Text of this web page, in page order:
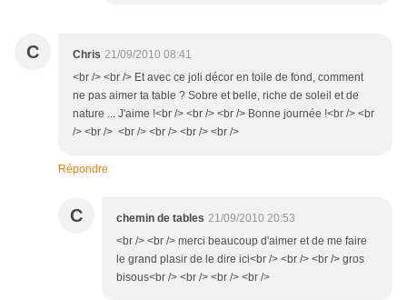
C Chris 21/09/2010 08:41
<br /> <br /> Et avec ce joli décor en toile de fond, comment
ne pas aimer ta table ? Sobre et belle, riche de soleil et de
nature ... J'aime !<br /> <br /> <br /> Bonne journée !<br /> <br
/> <br /> <br /> <br /> <br /> <br />
Répondre
C chemin de tables 21/09/2010 20:53
<br /> <br /> merci beaucoup d'aimer et de me faire
le grand plasir de le dire ici<br /> <br /> <br /> gros
bisous<br /> <br /> <br /> <br />